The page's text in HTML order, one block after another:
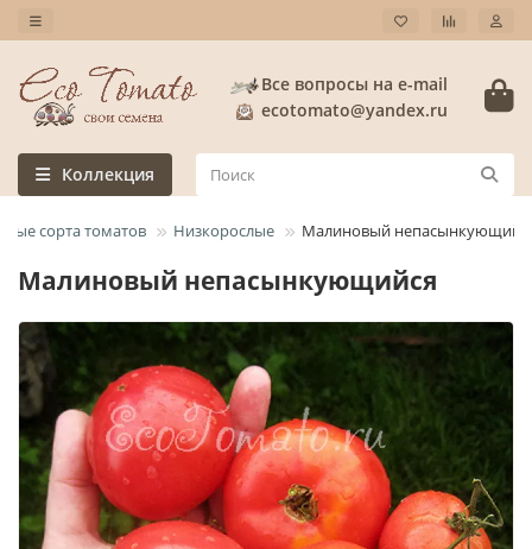
Все вопросы на e-mail
ecotomato@yandex.ru
Коллекция
сорта томатов Низкорослые Малиновый
Малиновый непасынкующийся